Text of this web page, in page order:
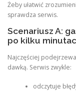
Żeby ułatwić
sprawdza serwis.
Scenariusz A:
po kilku
Najczęściej
dawką. Serwis zwykle:
odczytuje